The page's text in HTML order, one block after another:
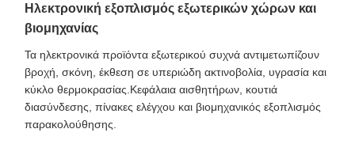
Ηλεκτρονική εξοπλισμός εξωτερικών χώρων και
βιομηχανίας
Τα ηλεκτρονικά προϊόντα εξωτερικού συχνά αντιμετωπίζουν
βροχή, σκόνη, έκθεση σε υπεριώδη ακτινοβολία, υγρασία και
κύκλο θερμοκρασίας.Κεφάλαια αισθητήρων, κουτιά
διασύνδεσης, πίνακες ελέγχου και βιομηχανικός εξοπλισμός
παρακολούθησης.